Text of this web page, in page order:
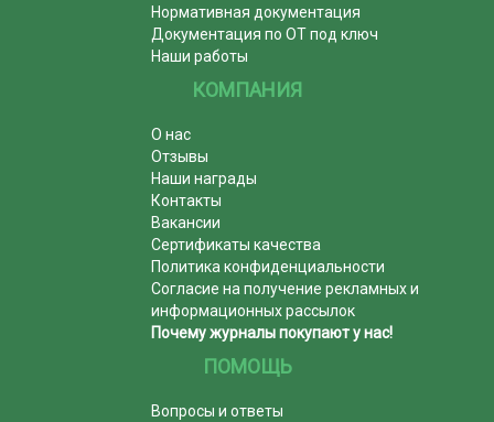
Нормативная документация
Документация по ОТ под ключ
Наши работы
КОМПАНИЯ
О нас
Отзывы
Наши награды
Контакты
Вакансии
Сертификаты качества
Политика конфиденциальности
Согласие на получение рекламных и
информационных рассылок
Почему журналы покупают у нас!
ПОМОЩЬ
Вопросы и ответы